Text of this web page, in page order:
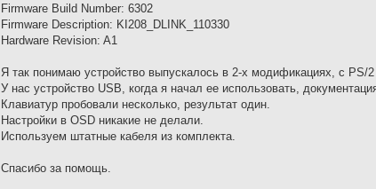
Firmware Build Number: 6302
Firmware Description: KI208_DLINK_110330
Hardware Revision: A1
Я так понимаю устройство выпускалось в 2-х модификациях, с
У нас устройство USB, когда я начал ее использовать,
Клавиатур пробовали несколько, результат один.
Настройки в OSD никакие не делали.
Используем штатные кабеля из комплекта.
Спасибо за помощь.